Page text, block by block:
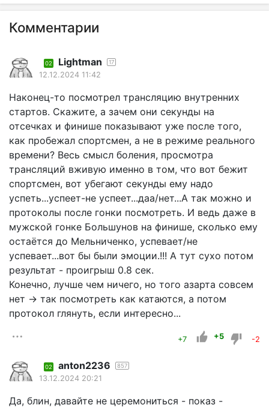
Комментарии
02 Lightman 17
12.12.2024 11:42
Наконец-то посмотрел трансляцию внутренних
стартов. Скажите, а зачем они секунды на
отсечках и финише показывают уже после того,
как пробежал спортсмен, а не в режиме реального
времени? Весь смысл боления, просмотра
трансляций вживую именно в том, что вот бежит
спортсмен, вот убегают секунды ему надо
успеть...успеет-не успеет...даа/нет...А так можно и
протоколы после гонки посмотреть. И ведь даже в
мужской гонке Большунов на финише, сколько ему
остаётся до Мельниченко, успевает/не
успевает...вот бы были эмоции.!!! А тут сухо потом
результат - проигрыш 0.8 сек.
Конечно, лучше чем ничего, но того азарта совсем
нет -> так посмотреть как катаются, а потом
протокол глянуть, если интересно...
+7 +5 -2
02 anton2236 857
13.12.2024 20:21
Да, блин, давайте не церемониться - показ -